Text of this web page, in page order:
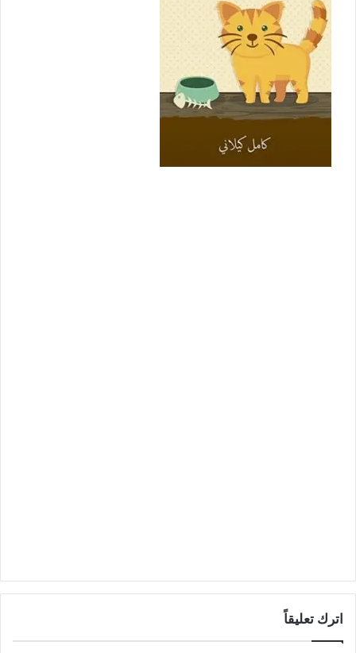
اترك تعليقاً